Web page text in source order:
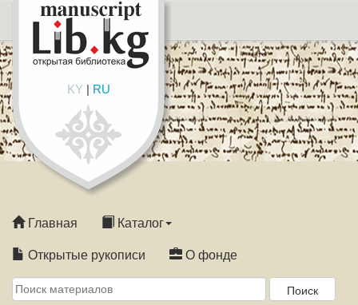
KY| RU
Главная Каталог
Открытые рукописи О фонде